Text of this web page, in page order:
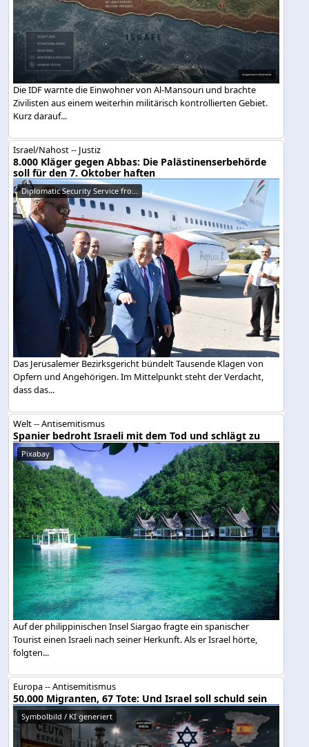
Die IDF warnte die Einwohner von Al-Mansouri und brachte
Zivilisten aus einem weiterhin militärisch kontrollierten Gebiet.
Kurz darauf...
Israel/Nahost -- Justiz
8.000 Kläger gegen Abbas: Die Palästinenserbehörde
soll für den 7. Oktober haften
Diplomatic Security Service fro...
Das Jerusalemer Bezirksgericht bündelt Tausende Klagen von
Opfern und Angehörigen. Im Mittelpunkt steht der Verdacht,
dass das...
Welt -- Antisemitismus
Spanier bedroht Israeli mit dem Tod und schlägt zu
Pixabay
Auf der philippinischen Insel Siargao fragte ein spanischer
Tourist einen Israeli nach seiner Herkunft. Als er Israel hörte,
folgten...
Europa -- Antisemitismus
50.000 Migranten, 67 Tote: Und Israel soll schuld sein
Symbolbild / KI generiert